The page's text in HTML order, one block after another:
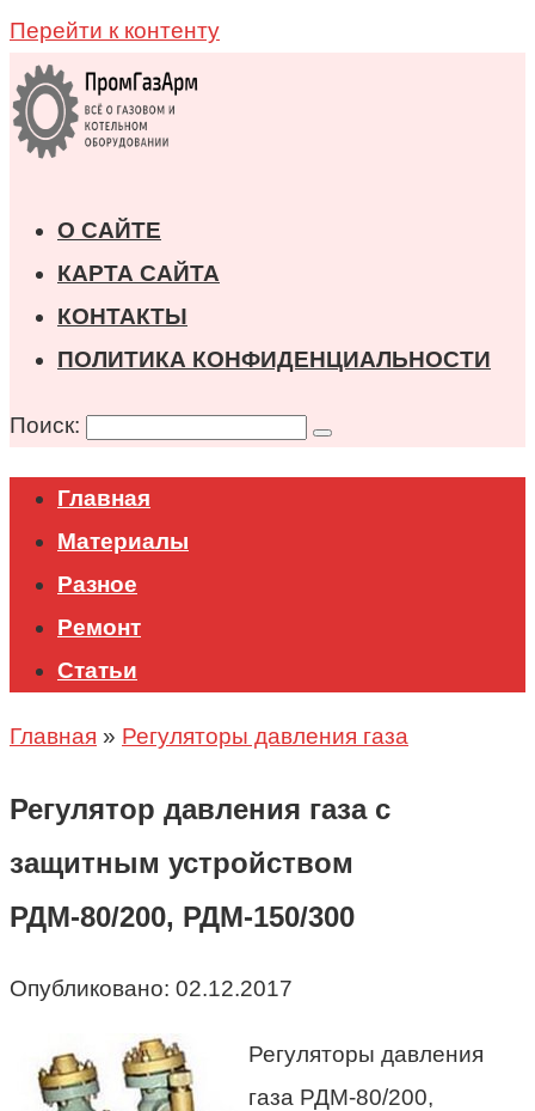
Перейти к контенту
О САЙТЕ
КАРТА САЙТА
КОНТАКТЫ
ПОЛИТИКА КОНФИДЕНЦИАЛЬНОСТИ
Поиск:
Главная
Материалы
Разное
Ремонт
Статьи
Главная » Регуляторы давления газа
Регулятор давления газа с
защитным устройством
РДМ-80/200, РДМ-150/300
Опубликовано: 02.12.2017
Регуляторы давления
газа РДМ-80/200,